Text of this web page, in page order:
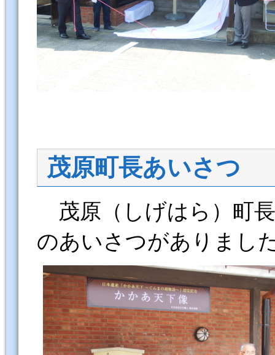
茂原町長あいさつ
茂原（しげはら）町
のあいさつがありまし